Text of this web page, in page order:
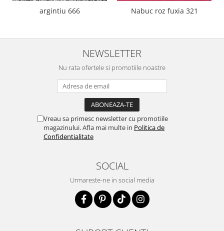
argintiu 666 Nabuc roz fuxia 321
NEWSLETTER
Nu rata ofertele si promotiile noastre
Vreau sa primesc newsletter cu promotiile
magazinului. Afla mai multe in Politica de
Confidentialitate
SOCIAL
Urmareste-ne in social media